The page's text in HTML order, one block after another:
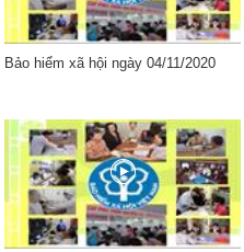
Bảo hiểm xã hội ngày 04/11/2020